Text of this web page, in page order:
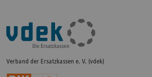
Fußleisten-
Navigation
Verband der Ersatzkassen e. V. (vdek)